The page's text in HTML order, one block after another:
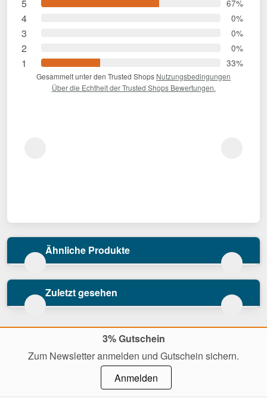
5 67%
4 0%
3 0%
2 0%
1 33%
Gesammelt unter den Trusted Shops Nutzungsbedingungen
Über die Echtheit der Trusted Shops Bewertungen.
Ähnliche Produkte
Zuletzt gesehen
3% Gutschein
Zum Newsletter anmelden und Gutschein sichern.
Anmelden